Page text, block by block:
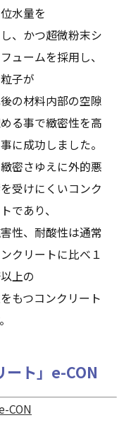
水量を
、かつ超微粉末シ
ュームを採用し、
子が
の材料内部の空隙
る事で緻密性を高
に成功しました。
密さゆえに外的悪
受けにくいコンク
であり、
性、耐酸性は通常
クリートに比べ１
上の
もつコンクリート
ート」e-CON
CON